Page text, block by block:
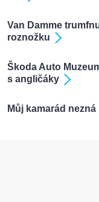
Van Damme
roznožku
Škoda Auto
s angličáky
Můj kamarád